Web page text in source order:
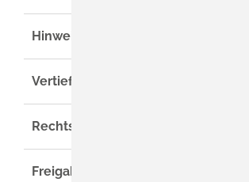
Hinweise
Vertiefende Informationen
Rechtsgrundlage
Freigabevermerk